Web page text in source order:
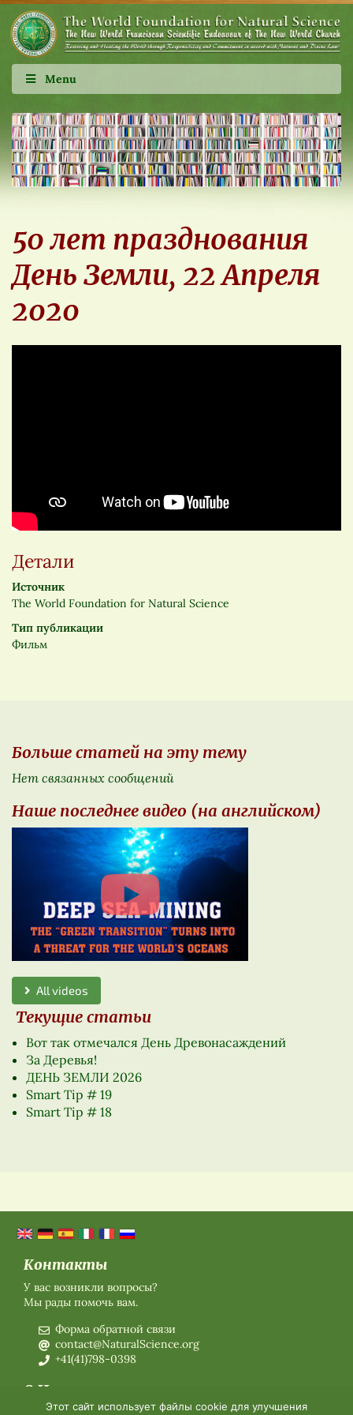
Menu
50 лет празднования
День Земли, 22 Апреля
2020
Детали
Источник
The World Foundation for Natural Science
Тип публикации
Фильм
Больше статей на эту тему
Нет связанных сообщений
Наше последнее видео (на английском)
All videos
Текущие статьи
Вот так отмечался День Древонасаждений
За Деревья!
ДЕНЬ ЗЕМЛИ 2026
Smart Tip # 19
Smart Tip # 18
Контакты
У вас возникли вопросы?
Мы рады помочь вам.
Форма обратной связи
contact@NaturalScience.org
+41(41)798-0398
О Нас
Этот сайт использует файлы cookie для улучшения